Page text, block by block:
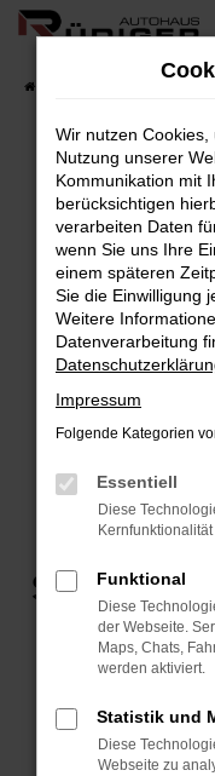
Zum
springen
An
Wir nutzen
Nutzung unserer
Kommunikation mit
berücksichtigen
verarbeiten Daten
wenn Sie uns Ihre
einem späteren
Sie die Einwilligung
Weitere
Datenverarbeitung
Impressum
Folgende Kategorien
Essentiell
Diese
Funktional
Diese
der Webseite.
Maps, Chats,
werden aktiviert.
Statistik und
Diese
Webseite zu